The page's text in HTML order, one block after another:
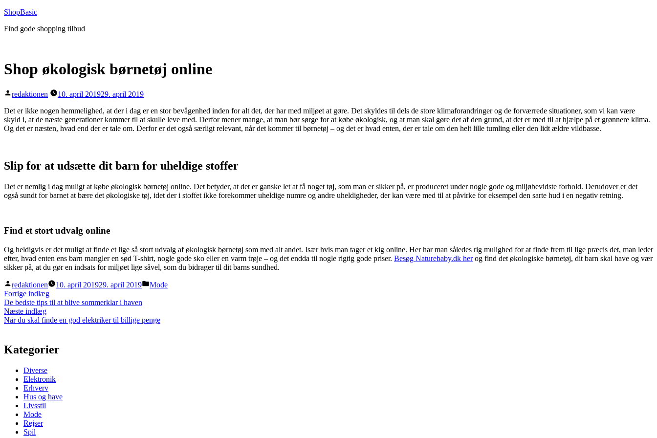
Videre
indhold
ShopBasic
Find gode shopping tilbud
Shop økologisk børnetøj online
Posted
redaktionen 10. april 201929. april 2019
Det er ikke nogen hemmelighed, at der i dag er en stor bevågenhed inden for alt det, der har med miljøet at gøre. Det skyldes til dels de store klimaforandringer og de forværrede situationer, som vi kan være
skyld i, at de næste generationer kommer til at skulle leve med. Derfor mener mange, at man bør sørge for at købe økologisk, og at man skal gøre det af den grund, at det er med til at hjælpe på et grønnere klima.
Og det er næsten, hvad end der er tale om. Derfor er det også særligt relevant, når det kommer til børnetøj – og det er hvad enten, der er tale om den helt lille tumling eller den lidt ældre vildbasse.
Slip for at udsætte dit barn for uheldige stoffer
Det er nemlig i dag muligt at købe økologisk børnetøj online. Det betyder, at det er ganske let at få noget tøj, som man er sikker på, er produceret under nogle gode og miljøbevidste forhold. Derudover er det
også sundt for barnet at bære det økologiske tøj, idet der i stoffet ikke forekommer uheldige numre og andre uheldigheder, der kan være med til at påvirke for eksempel den sarte hud i en negativ retning.
Find et stort udvalg online
Og heldigvis er det muligt at finde et lige så stort udvalg af økologisk børnetøj som med alt andet. Især hvis man tager et kig online. Her har man således rig mulighed for at finde frem til lige præcis det, man leder
efter, hvad enten ens barn mangler en sød T-shirt, nogle gode sko eller en varm trøje – og det endda til nogle rigtig gode priser. Besøg Naturebaby.dk herog find det økologiske børnetøj, dit barn skal have og vær
sikker på, at du gør en indsats for miljøet lige såvel, som du bidrager til dit barns sundhed.
Posted
by
redaktionen 10. april 201929. april 2019
Posted
Mode
Indlægsnavigation
Forrige indlægPrevious
post:
De bedste tips til at blive sommerklar i haven
Næste indlægNext
post:
Når du skal finde en god elektriker til billige penge
Kategorier
Diverse
Elektronik
Erhverv
Hus og have
Livsstil
Mode
Rejser
Spil